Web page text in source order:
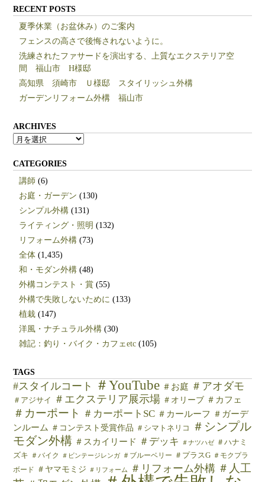
RECENT POSTS
夏季休業（お盆休み）のご案内
フェンスの高さで後悔されないように。
洗練されたファサードを演出する、上質なエクステリア空
間 福山市 H様邸
高知県 須崎市 Ｕ様邸 スタイリッシュ外構
ガーデンリフォーム外構 福山市
ARCHIVES
ARCHIVES
CATEGORIES
講師 (6)
お庭・ガーデン (130)
シンプル外構 (131)
ライティング・照明 (132)
リフォーム外構 (73)
全体 (1,435)
和・モダン外構 (48)
外構コンテスト・賞 (55)
外構で失敗しないために (133)
植栽 (147)
洋風・ナチュラル外構 (30)
雑記：釣り・バイク・カフェetc (105)
TAGS
#スタイルコート ＃YouTube ＃お庭 ＃アオダモ
＃アジサイ ＃エクステリア展示場 ＃オリーブ ＃カフェ
＃カーポート ＃カーポートSC ＃カールーフ ＃ガーデ
ンルーム ＃コンテスト受賞作品 ＃シマトネリコ
＃シンプル
モダン外構 ＃スカイリード ＃デッキ ＃ナツハゼ
＃ハナミ
ズキ ＃バイク ＃ビンテージレンガ ＃ブルーベリー ＃プラスG ＃モクプラ
ボード ＃ヤマモミジ ＃リフォーム ＃リフォーム外構 ＃人工